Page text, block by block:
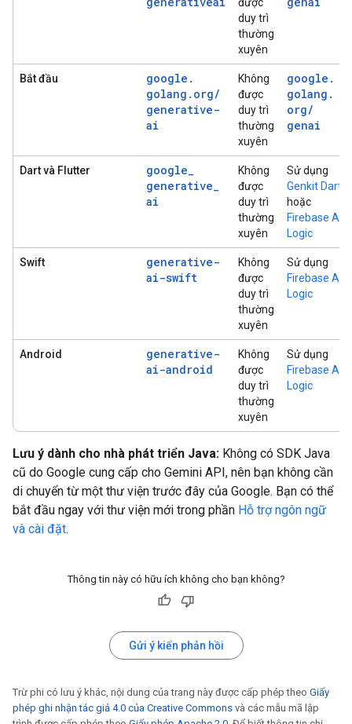
duy trì
thường
xuyên
Bắt đầu google .
golang . org/
generative-
ai
Không
được
duy trì
thường
xuyên
google .
golang .
org/
genai
Dart và Flutter google_
generative_
ai
Không
được
duy trì
thường
xuyên
Sử dụng
Genkit Dart
hoặc
Firebase AI
Logic
Swift
generative-
ai-swift
Không
được
duy trì
thường
xuyên
Sử dụng
Firebase AI
Logic
Android
generative-
ai-android
Không
được
duy trì
thường
xuyên
Sử dụng
Firebase AI
Logic
Lưu ý dành cho nhà phát triển Java: Không có SDK Java
cũ do Google cung cấp cho Gemini API, nên bạn không cần
di chuyển từ một thư viện trước đây của Google. Bạn có thể
bắt đầu ngay với thư viện mới trong phần Hỗ trợ ngôn ngữ
và cài đặt.
Thông tin này có hữu ích không cho bạn không?
Gửi ý kiến phản hồi
Trừ phi có lưu ý khác, nội dung của trang này được cấp phép theo Giấy
phép ghi nhận tác giả 4.0 của Creative Commons và các mẫu mã lập